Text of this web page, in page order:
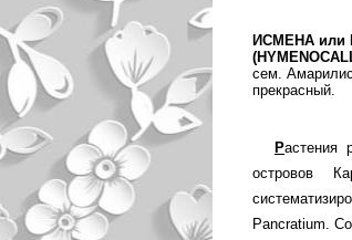
ИСМЕНА или
сем.
прекрасный.
Растения
островов
Pancratium.